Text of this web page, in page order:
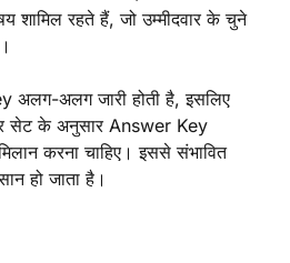
रहते हैं, जो उम्मीदवार के चुने
अलग-अलग जारी होती है, इसलिए
सेट के अनुसार Answer Key
करना चाहिए। इससे संभावित
हो जाता है।